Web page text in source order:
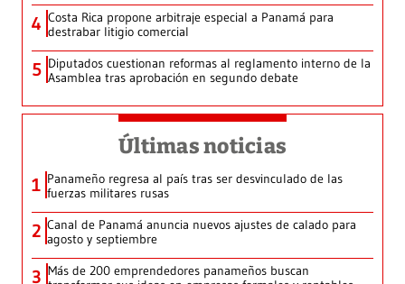
4 Costa Rica propone arbitraje especial a Panamá para
destrabar litigio comercial
5 Diputados cuestionan reformas al reglamento interno de la
Asamblea tras aprobación en segundo debate
Últimas noticias
1 Panameño regresa al país tras ser desvinculado de las
fuerzas militares rusas
2 Canal de Panamá anuncia nuevos ajustes de calado para
agosto y septiembre
3 Más de 200 emprendedores panameños buscan